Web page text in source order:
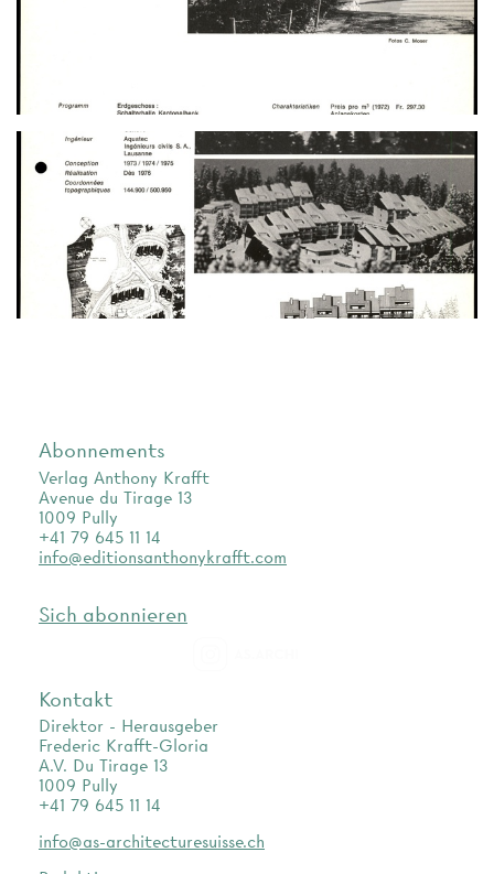
Abonnements
Verlag Anthony Krafft
Avenue du Tirage 13
1009 Pully
+41 79 645 11 14
info@editionsanthonykrafft.com
Sich abonnieren
Kontakt
Direktor - Herausgeber
Frederic Krafft-Gloria
A.V. Du Tirage 13
1009 Pully
+41 79 645 11 14
info@as-architecturesuisse.ch